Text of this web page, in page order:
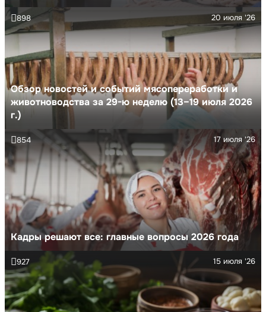
Обзор новостей и событий мясопереработки и
животноводства за 29-ю неделю (13–19 июля 2026
г.)
20 июля '26
898
Кадры решают все: главные вопросы 2026 года
17 июля '26
854
15 июля '26
927